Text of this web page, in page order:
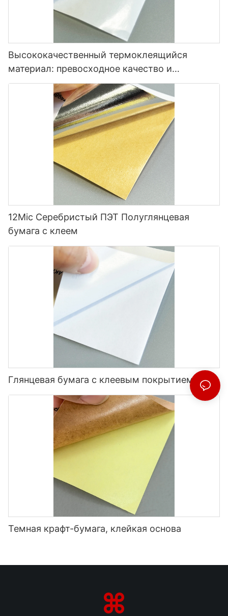
Высококачественный термоклеящийся
материал: превосходное качество и
универсальность.
12Mic Серебристый ПЭТ Полуглянцевая
бумага с клеем
Глянцевая бумага с клеевым покрытием
Темная крафт-бумага, клейкая основа